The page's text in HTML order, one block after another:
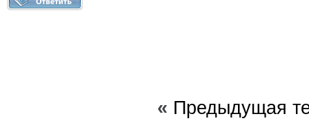
« Предыдущая